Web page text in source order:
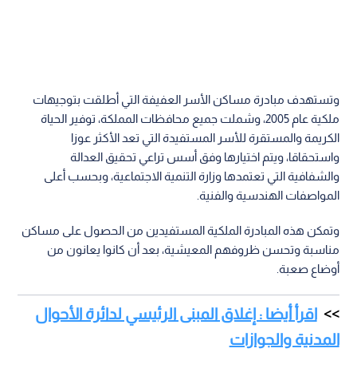
وتستهدف مبادرة مساكن الأسر العفيفة التي أطلقت بتوجيهات
ملكية عام 2005، وشملت جميع محافظات المملكة، توفير الحياة
الكريمة والمستقرة للأسر المستفيدة التي تعد الأكثر عوزا
واستحقاقا، ويتم اختيارها وفق أسس تراعي تحقيق العدالة
والشفافية التي تعتمدها وزارة التنمية الاجتماعية، وبحسب أعلى
المواصفات الهندسية والفنية.
وتمكن هذه المبادرة الملكية المستفيدين من الحصول على مساكن
مناسبة وتحسن ظروفهم المعيشية، بعد أن كانوا يعانون من
أوضاع صعبة.
اقرأ أيضا : إغلاق المبنى الرئيسي لدائرة الأحوال
المدنية والجوازات